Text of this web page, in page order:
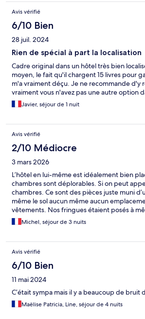
Avis vérifié
6/10 Bien
28 juil. 2024
Rien de spécial à part la localisation
Cadre original dans un hôtel très bien
moyen, le fait qu'il chargent 15 livres pour
m'a vraiment déçu. Je ne recommande d'y
vraiment vous n'avez pas une autre option
Javier, séjour de 1 nuit
Avis vérifié
2/10 Médiocre
3 mars 2026
L’hôtel en lui-même est idéalement bien
chambres sont déplorables. Si on peut
chambres. Ce sont des pièces juste muni
même le sol aucun même aucun
vêtements. Nos fringues étaient posés à
serviette de bain. Le ménage n’est pas fait
indiqué, même le lit n’a pas été fait juste de
Chambre insonoriser ce qui est faux, car les
trouvent au -4 et -5, et nous entendons le
régulièrement. La douche et les toilettes
énormément de bruit à chaque utilisation un
séjourné trois nuits et à la deuxième on a
chambre car la clim ne fonctionnait pas et il
dans la chambre, pas de télé, pas de sèche-
un coffre fort si l’on veut laisser nos
Michel, séjour de 3 nuits
Avis vérifié
6/10 Bien
11 mai 2024
C’était sympa mais il y a beaucoup de bruit
Maëlise Patricia, Line, séjour de 4 nuits